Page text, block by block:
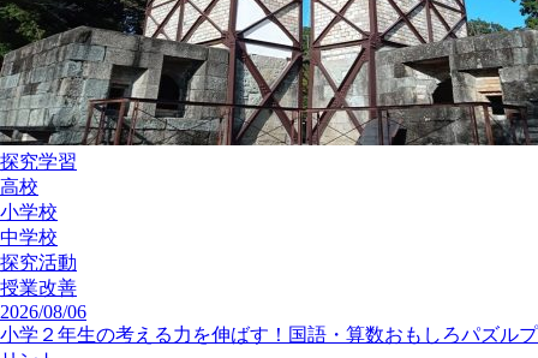
授業改善
2020/11/24
小5体育「器械運動（鉄棒・前方支持回転）」指導アイデア
8